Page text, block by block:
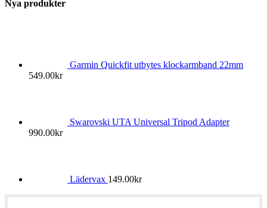
Nya produkter
Garmin Quickfit utbytes klockarmband 22mm
549.00kr
Swarovski UTA Universal Tripod Adapter
990.00kr
Lädervax 149.00kr